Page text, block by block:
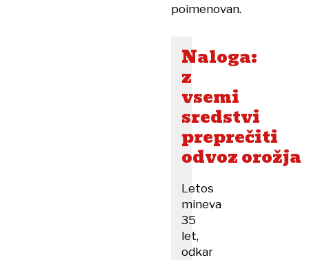
poimenovan.
Naloga:
z
vsemi
sredstvi
preprečiti
odvoz orožja
Letos
mineva
35
let,
odkar